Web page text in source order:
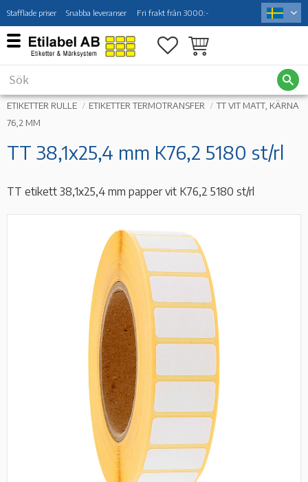
Meny
Stafflade priser Snabba leveranser Fri frakt från 3000:-
Favoriter
Kundvagn
ETIKETTER RULLE ETIKETTER TERMOTRANSFER
TT VIT MATT, KÄRNA
76,2 MM
TT 38,1x25,4 mm K76,2 5180 st/rl
TT etikett 38,1x25,4 mm papper vit K76,2 5180 st/rl